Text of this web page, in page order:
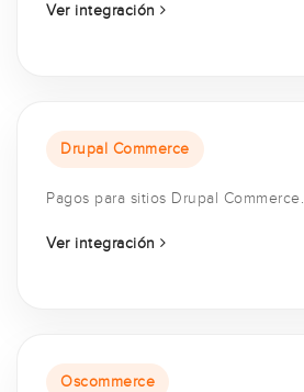
Ver integración
Drupal Commerce
Pagos para sitios Drupal Commerce.
Ver integración
Oscommerce